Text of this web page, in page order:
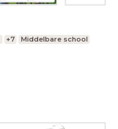
+7
Middelbare school